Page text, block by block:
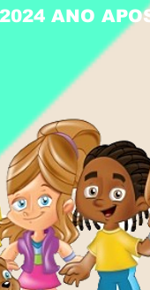
2024 ANO